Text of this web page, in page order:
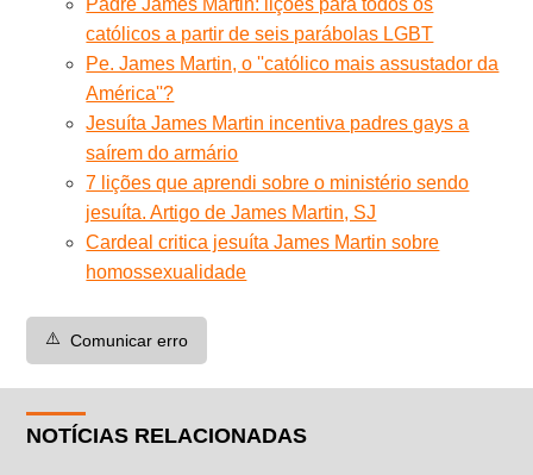
Padre James Martin: lições para todos os
católicos a partir de seis parábolas LGBT
Pe. James Martin, o ''católico mais assustador da
América''?
Jesuíta James Martin incentiva padres gays a
saírem do armário
7 lições que aprendi sobre o ministério sendo
jesuíta. Artigo de James Martin, SJ
Cardeal critica jesuíta James Martin sobre
homossexualidade
⚠️ Comunicar erro
NOTÍCIAS RELACIONADAS